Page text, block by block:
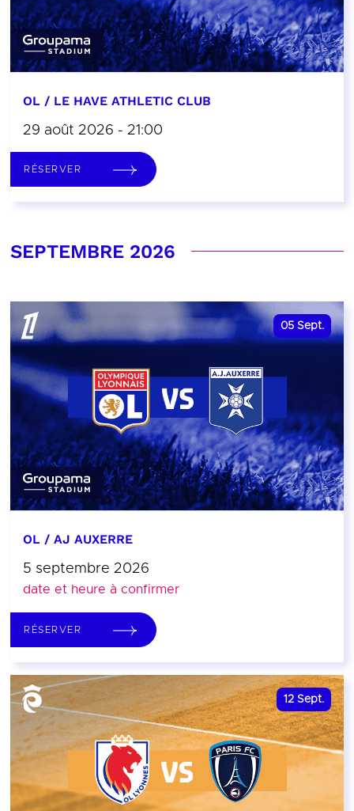
OL / LE HAVE ATHLETIC CLUB
29 août 2026 - 21:00
RÉSERVER
SEPTEMBRE 2026
05 Sept.
OL / AJ AUXERRE
5 septembre 2026
date et heure à confirmer
RÉSERVER
12 Sept.